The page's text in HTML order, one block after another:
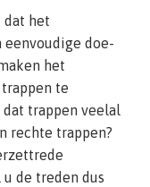
dat het
eenvoudige doe-
het
te
dat trappen veelal
rechte trappen?
de treden dus